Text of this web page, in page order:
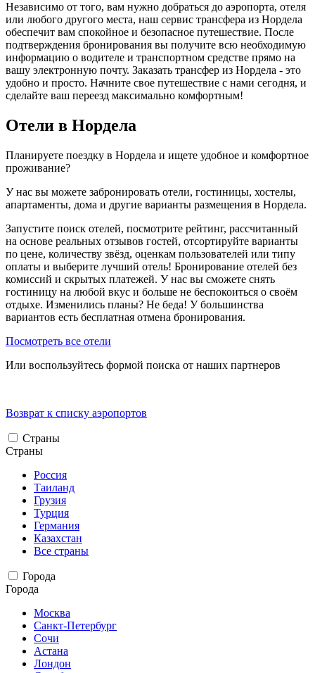
Независимо от того, вам нужно добраться до аэропорта, отеля
или любого другого места, наш сервис трансфера из Нордела
обеспечит вам спокойное и безопасное путешествие. После
подтверждения бронирования вы получите всю необходимую
информацию о водителе и транспортном средстве прямо на
вашу электронную почту. Заказать трансфер из Нордела - это
удобно и просто. Начните свое путешествие с нами сегодня, и
сделайте ваш переезд максимально комфортным!
Отели в Нордела
Планируете поездку в Нордела и ищете удобное и комфортное
проживание?
У нас вы можете забронировать отели, гостиницы, хостелы,
апартаменты, дома и другие варианты размещения в Нордела.
Запустите поиск отелей, посмотрите рейтинг, рассчитанный
на основе реальных отзывов гостей, отсортируйте варианты
по цене, количеству звёзд, оценкам пользователей или типу
оплаты и выберите лучший отель! Бронирование отелей без
комиссий и скрытых платежей. У нас вы сможете снять
гостиницу на любой вкус и больше не беспокоиться о своём
отдыхе. Изменились планы? Не беда! У большинства
вариантов есть бесплатная отмена бронирования.
Посмотреть все отели
Или воспользуйтесь формой поиска от наших партнеров
Возврат к списку аэропортов
Страны
Страны
Россия
Таиланд
Грузия
Турция
Германия
Казахстан
Все страны
Города
Города
Москва
Санкт-Петербург
Сочи
Астана
Лондон